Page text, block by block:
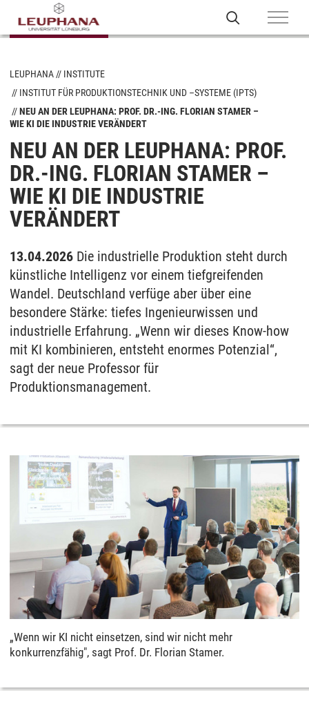
LEUPHANA
INSTITUTE
INSTITUT FÜR PRODUKTIONSTECHNIK UND –SYSTEME (IPTS)
NEU AN DER LEUPHANA: PROF. DR.-ING. FLORIAN STAMER –
WIE KI DIE INDUSTRIE VERÄNDERT
NEU AN DER LEUPHANA: PROF.
DR.-ING. FLORIAN STAMER –
WIE KI DIE INDUSTRIE
VERÄNDERT
13.04.2026 Die industrielle Produktion steht durch
künstliche Intelligenz vor einem tiefgreifenden
Wandel. Deutschland verfüge aber über eine
besondere Stärke: tiefes Ingenieurwissen und
industrielle Erfahrung. „Wenn wir dieses Know-how
mit KI kombinieren, entsteht enormes Potenzial“,
sagt der neue Professor für
Produktionsmanagement.
„Wenn wir KI nicht einsetzen, sind wir nicht mehr
konkurrenzfähig", sagt Prof. Dr. Florian Stamer.